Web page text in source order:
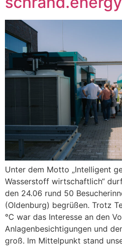
Unter dem Motto „Intelligent
Wasserstoff wirtschaftlich“
den 24.06 rund 50
(Oldenburg) begrüßen. Trotz
°C war das Interesse an den
Anlagenbesichtigungen und
groß. Im Mittelpunkt stand